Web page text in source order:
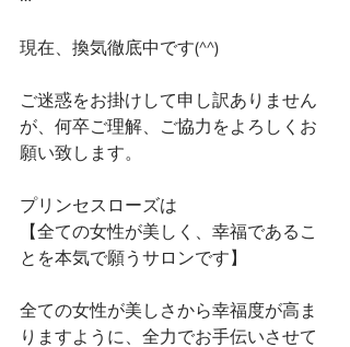
現在、換気徹底中です(^^)
ご迷惑をお掛けして申し訳ありません
が、何卒ご理解、ご協力をよろしくお
願い致します。
プリンセスローズは
【全ての女性が美しく、幸福であるこ
とを本気で願うサロンです】
全ての女性が美しさから幸福度が高ま
りますように、全力でお手伝いさせて